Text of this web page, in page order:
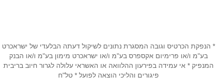
אימייל *
* הנפקת הכרטיס וגובה המסגרת נתונים לשיקול דעתה הבלעדי של ישראכרט
בע"מ ו/או פרימיום אקספרס בע"מ ו/או ישראכרט מימון בע"מ ו/או הבנק
המנפיק * אי עמידה בפירעון ההלוואה או האשראי עלולה לגרור חיוב בריבית
פיגורים והליכי הוצאה לפועל * טל"ח